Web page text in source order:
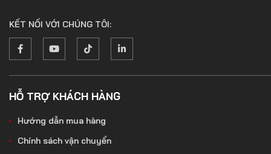
KẾT NỐI VỚI CHÚNG TÔI:
HỖ TRỢ KHÁCH HÀNG
Hướng dẫn mua hàng
Chính sách vận chuyển